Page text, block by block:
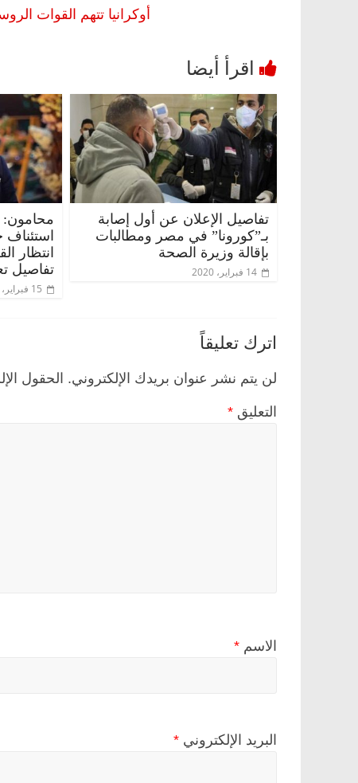
أوكرانيا تتهم القوات
تفاصيل الإعلان عن أول إصابة
بـ”كورونا” في مصر ومطالبات
بإقالة وزيرة الصحة
14 فبراير، 2020
انتظار
تفاصيل
15 فبراير، 2020
اترك تعليقاً
لن يتم نشر عنوان بريدك الإلكتروني. الحقول
التعليق *
الاسم *
البريد الإلكتروني *